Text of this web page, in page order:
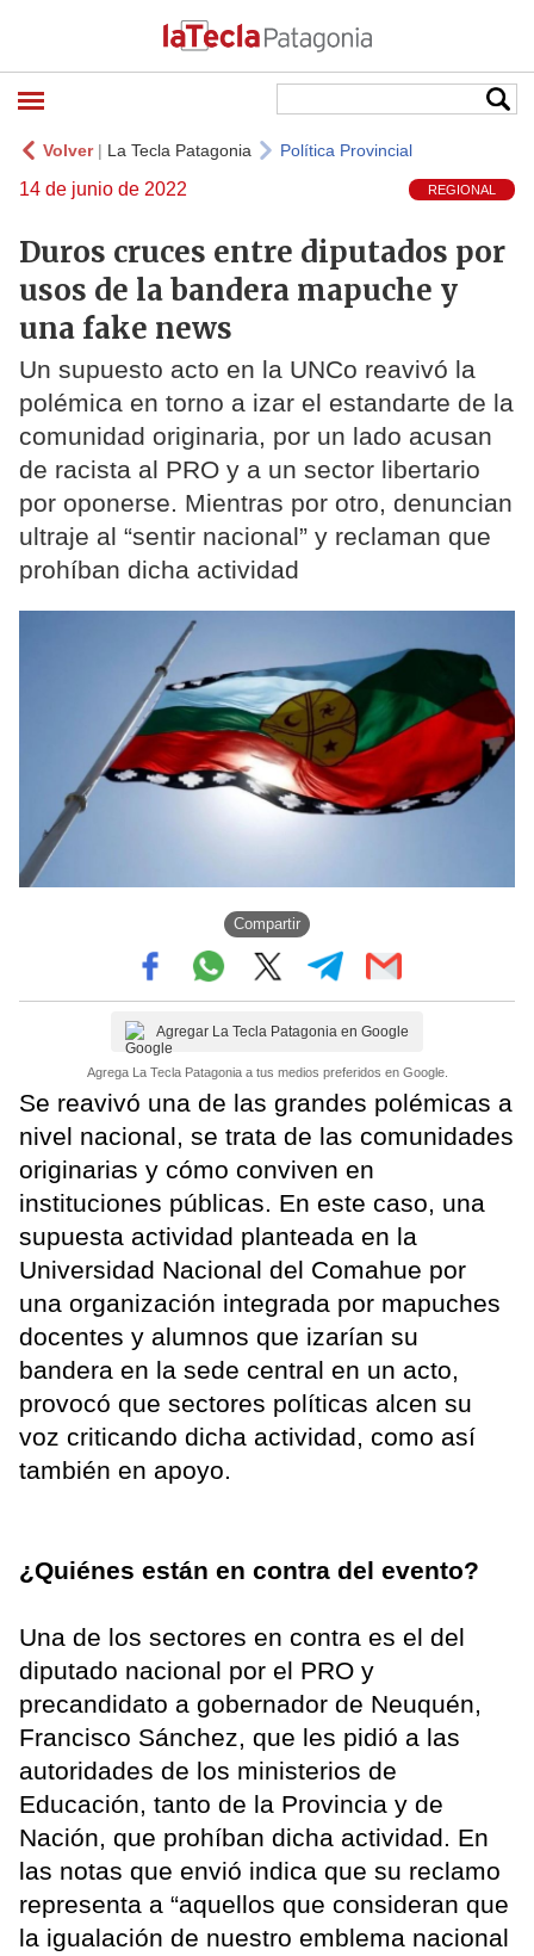
Volver| La Tecla Patagonia Política Provincial
14 de junio de 2022 REGIONAL
Duros cruces entre diputados por
usos de la bandera mapuche y
una fake news
Un supuesto acto en la UNCo reavivó la
polémica en torno a izar el estandarte de la
comunidad originaria, por un lado acusan
de racista al PRO y a un sector libertario
por oponerse. Mientras por otro, denuncian
ultraje al “sentir nacional” y reclaman que
prohíban dicha actividad
Compartir
Agregar La Tecla Patagonia en Google
Agrega La Tecla Patagonia a tus medios preferidos en Google.
Se reavivó una de las grandes polémicas a
nivel nacional, se trata de las comunidades
originarias y cómo conviven en
instituciones públicas. En este caso, una
supuesta actividad planteada en la
Universidad Nacional del Comahue por
una organización integrada por mapuches
docentes y alumnos que izarían su
bandera en la sede central en un acto,
provocó que sectores políticas alcen su
voz criticando dicha actividad, como así
también en apoyo.
¿Quiénes están en contra del evento?
Una de los sectores en contra es el del
diputado nacional por el PRO y
precandidato a gobernador de Neuquén,
Francisco Sánchez, que les pidió a las
autoridades de los ministerios de
Educación, tanto de la Provincia y de
Nación, que prohíban dicha actividad. En
las notas que envió indica que su reclamo
representa a “aquellos que consideran que
la igualación de nuestro emblema nacional